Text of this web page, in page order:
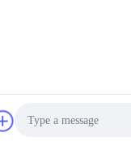
Reserved. Developed